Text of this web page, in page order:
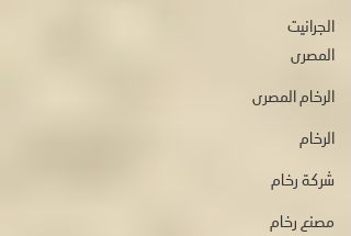
الجرانيت
المصرى
الرخام المصرى
الرخام
شركة رخام
مصنع رخام